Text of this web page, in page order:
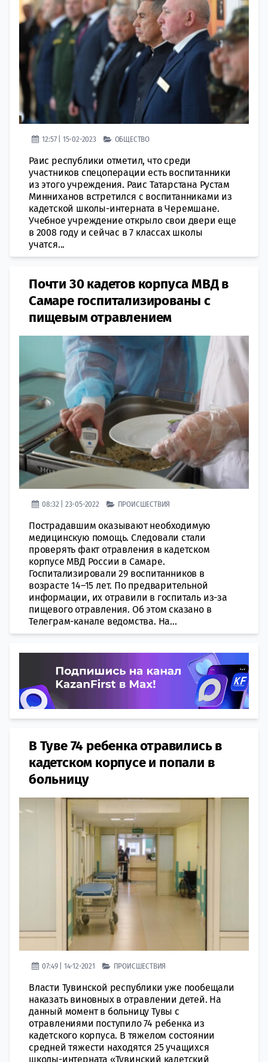
12:57 | 15-02-2023 ОБЩЕСТВО
Раис республики отметил, что среди
участников спецоперации есть воспитанники
из этого учреждения. Раис Татарстана Рустам
Минниханов встретился с воспитанниками из
кадетской школы-интерната в Черемшане.
Учебное учреждение открыло свои двери еще
в 2008 году и сейчас в 7 классах школы
учатся...
​​Почти 30 кадетов корпуса МВД в
Самаре госпитализированы с
пищевым отравлением
08:32 | 23-05-2022 ПРОИСШЕСТВИЯ
Пострадавшим оказывают необходимую
медицинскую помощь. Следовали стали
проверять факт отравления в кадетском
корпусе МВД России в Самаре.
Госпитализировали 29 воспитанников в
возрасте 14–15 лет. По предварительной
информации, их отравили в госпиталь из-за
пищевого отравления. Об этом сказано в
Телеграм-канале ведомства. На...
В Туве 74 ребенка отравились в
кадетском корпусе и попали в
больницу
07:49 | 14-12-2021 ПРОИСШЕСТВИЯ
Власти Тувинской республики уже пообещали
наказать виновных в отравлении детей. На
данный момент в больницу Тувы с
отравлениями поступило 74 ребенка из
кадетского корпуса. В тяжелом состоянии
средней тяжести находятся 25 учащихся
школы-интерната «Тувинский кадетский